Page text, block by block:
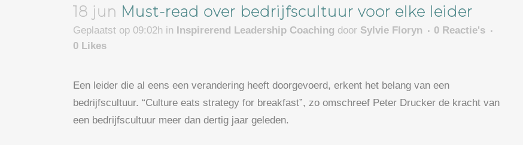
18 jun Must-read over bedrijfscultuur voor elke leider
Geplaatst op 09:02h in Inspirerend Leadership Coaching door Sylvie Floryn
0 Reactie's
0 Likes
Een leider die al eens een verandering heeft doorgevoerd, erkent het belang van een
bedrijfscultuur. “Culture eats strategy for breakfast”, zo omschreef Peter Drucker de kracht van
een bedrijfscultuur meer dan dertig jaar geleden.